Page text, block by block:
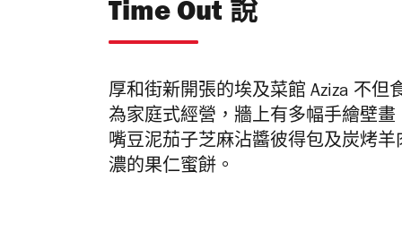
Time Out 說
厚和街新開張的埃及菜館 Aziza 不但
為家庭式經營，牆上有多幅手繪壁
嘴豆泥茄子芝麻沾醬彼得包及炭烤
濃的果仁蜜餅。